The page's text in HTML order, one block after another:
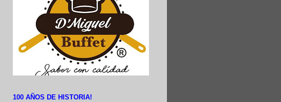
100 AÑOS DE HISTORIA!